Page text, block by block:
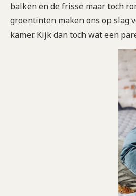
balken en de frisse maar toch
groentinten maken ons op slag
kamer. Kijk dan toch wat een